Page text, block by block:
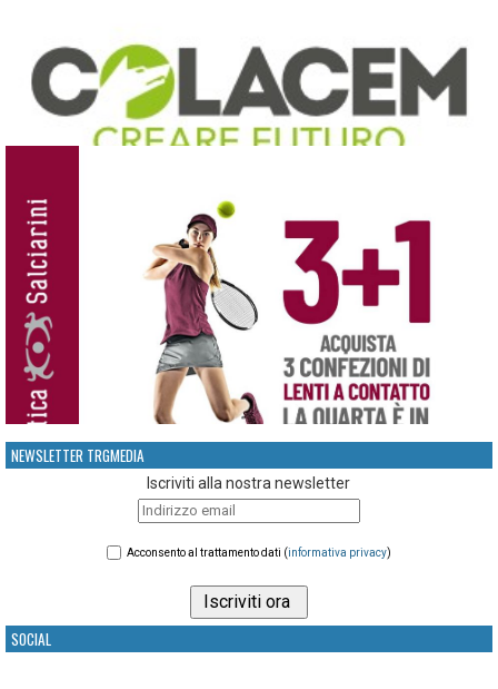
NEWSLETTER TRGMEDIA
Iscriviti alla nostra newsletter
Acconsento al trattamento dati (informativa privacy)
SOCIAL